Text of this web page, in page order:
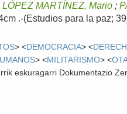
LÓPEZ MARTÍNEZ, Mario ;
.-(Estudios para la paz;
> <DEMOCRACIA> <
> <MILITARISMO> <
eskuragarri Dokumentazio